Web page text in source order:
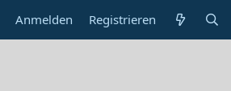
Anmelden Registrieren